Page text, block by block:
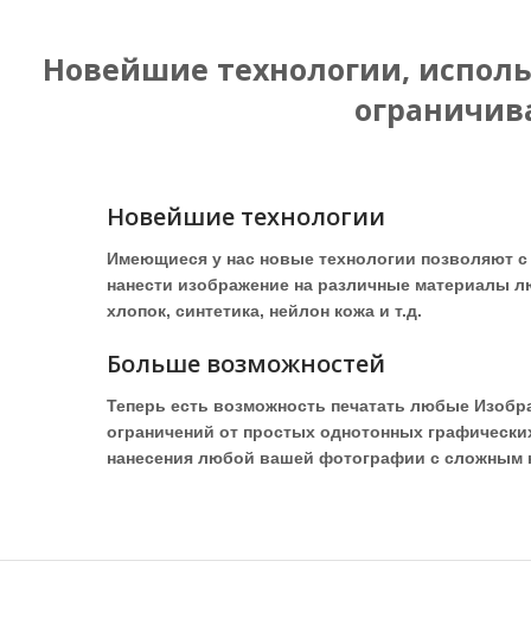
Новейшие технологии,
Новейшие технологии
Имеющиеся у нас новые технологии позволяют с
нанести изображение на различные материалы
хлопок, синтетика, нейлон кожа и т.д.
Больше возможностей
Теперь есть возможность печатать любые
ограничений от простых однотонных
нанесения любой вашей фотографии с сложным